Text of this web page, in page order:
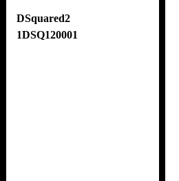
DSquared2
1DSQ120001